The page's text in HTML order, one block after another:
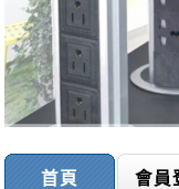
首頁 會員